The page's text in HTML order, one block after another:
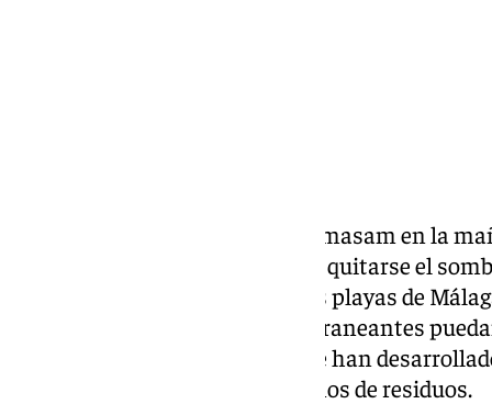
El trabajo de los operarios de Limasam en la
Juan ha sido otro año más para quitarse el
trabajadores desplegados en las playas de
espacios para que bañistas y veraneantes
día junto al mar. Los trabajos se han
se han recogido 19.630 kilogramos de residuos.